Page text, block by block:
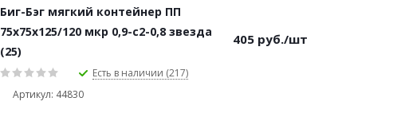
Биг-Бэг мягкий контейнер ПП
75х75х125/120 мкр 0,9-с2-0,8 звезда
(25)
Есть в наличии (217)
Артикул: 44830
405 руб./шт